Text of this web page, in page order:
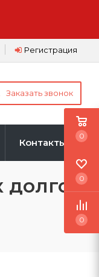
Регистрация
Заказать звонок
Контакты
долго
0
0
0